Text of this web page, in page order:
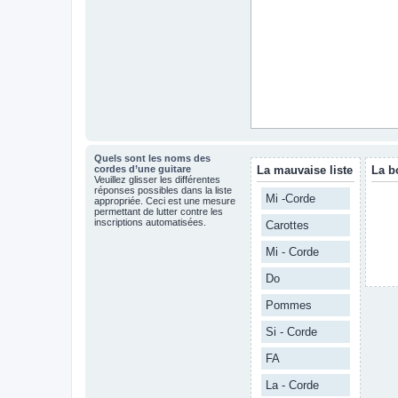
Quels sont les noms des
cordes d’une guitare
Veuillez glisser les différentes
réponses possibles dans la liste
appropriée. Ceci est une mesure
permettant de lutter contre les
inscriptions automatisées.
La mauvaise liste
Mi -Corde
Carottes
Mi - Corde
Do
Pommes
Si - Corde
FA
La - Corde
La